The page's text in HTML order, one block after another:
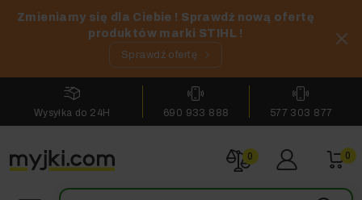
Zmieniamy się dla Ciebie ! Sprawdź nową ofertę
produktów marki STIHL !
Sprawdź ofertę
Wysyłka do 24H 690 933 888 577 303 877
0 0